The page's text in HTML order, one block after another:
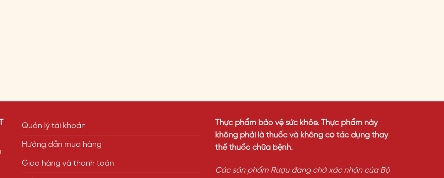
Quản lý tài khoản
Hướng dẫn mua hàng
Giao hàng và thanh toán
Thực phẩm bảo vệ sức khỏe. Thực phẩm này
không phải là thuốc và không có tác dụng thay
thế thuốc chữa bệnh.
Các sản phẩm Rượu đang chờ xác nhận của Bộ